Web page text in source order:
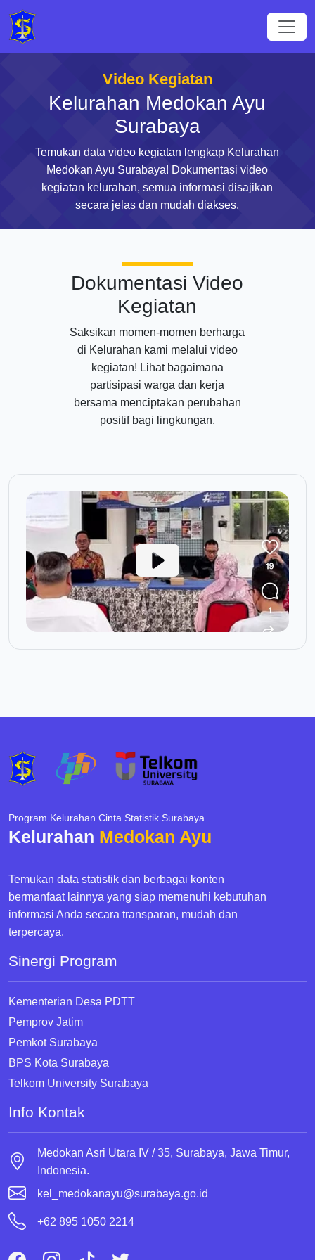
Video Kegiatan
Kelurahan Medokan Ayu
Surabaya
Temukan data video kegiatan lengkap Kelurahan
Medokan Ayu Surabaya! Dokumentasi video
kegiatan kelurahan, semua informasi disajikan
secara jelas dan mudah diakses.
Dokumentasi Video
Kegiatan
Saksikan momen-momen berharga
di Kelurahan kami melalui video
kegiatan! Lihat bagaimana
partisipasi warga dan kerja
bersama menciptakan perubahan
positif bagi lingkungan.
Program Kelurahan Cinta Statistik Surabaya
Kelurahan Medokan Ayu
Temukan data statistik dan berbagai konten
bermanfaat lainnya yang siap memenuhi kebutuhan
informasi Anda secara transparan, mudah dan
terpercaya.
Sinergi Program
Kementerian Desa PDTT
Pemprov Jatim
Pemkot Surabaya
BPS Kota Surabaya
Telkom University Surabaya
Info Kontak
Medokan Asri Utara IV / 35, Surabaya, Jawa Timur,
Indonesia.
kel_medokanayu@surabaya.go.id
+62 895 1050 2214